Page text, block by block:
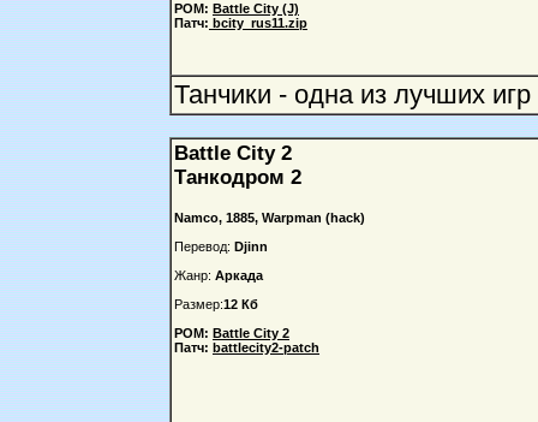
РОМ: Battle City (J)
Патч: bcity_rus11.zip
Танчики - одна из лучших
Battle City 2
Танкодром 2
Namco, 1885, Warpman (hack)
Перевод: Djinn
Жанр: Аркада
Размер:12 Кб
РОМ: Battle City 2
Патч: battlecity2-patch